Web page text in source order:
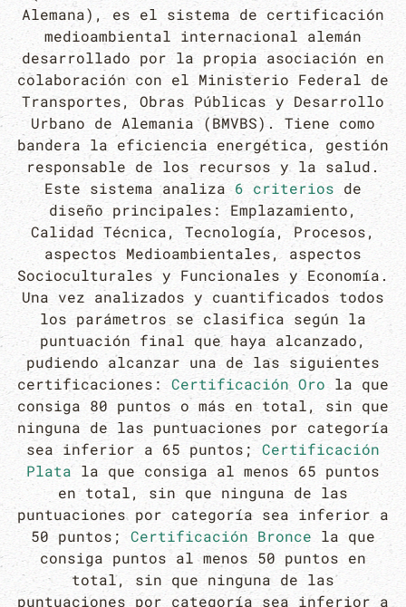
Alemana), es el sistema de certificación
medioambiental internacional alemán
desarrollado por la propia asociación en
colaboración con el Ministerio Federal de
Transportes, Obras Públicas y Desarrollo
Urbano de Alemania (BMVBS). Tiene como
bandera la eficiencia energética, gestión
responsable de los recursos y la salud.
Este sistema analiza 6 criterios de
diseño principales: Emplazamiento,
Calidad Técnica, Tecnología, Procesos,
aspectos Medioambientales, aspectos
Socioculturales y Funcionales y Economía.
Una vez analizados y cuantificados todos
los parámetros se clasifica según la
puntuación final que haya alcanzado,
pudiendo alcanzar una de las siguientes
certificaciones: Certificación Oro la que
consiga 80 puntos o más en total, sin que
ninguna de las puntuaciones por categoría
sea inferior a 65 puntos; Certificación
Platala que consiga al menos 65 puntos
en total, sin que ninguna de las
puntuaciones por categoría sea inferior a
50 puntos; Certificación Bronce la que
consiga puntos al menos 50 puntos en
total, sin que ninguna de las
puntuaciones por categoría sea inferior a